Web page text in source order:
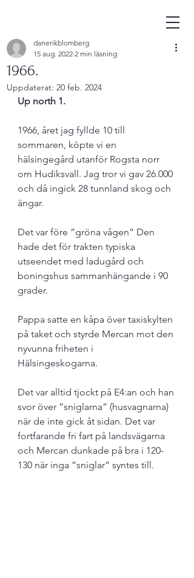
1966.
danerikblomberg
15 aug. 2022 2 min läsning
Uppdaterat: 20 feb. 2024
Up north 1.
1966, året jag fyllde 10 till
sommaren, köpte vi en
hälsingegård utanför Rogsta norr
om Hudiksvall. Jag tror vi gav 26.000
och då ingick 28 tunnland skog och
ängar.
Det var före ”gröna vågen” Den
hade det för trakten typiska
utseendet med ladugård och
boningshus sammanhängande i 90
grader.
Pappa satte en kåpa över taxiskylten
på taket och styrde Mercan mot den
nyvunna friheten i
Hälsingeskogarna.
Det var alltid tjockt på E4:an och han
svor över ”sniglarna” (husvagnarna)
när de inte gick åt sidan. Det var
fortfarande fri fart på landsvägarna
och Mercan dunkade på bra i 120-
130 när inga ”sniglar” syntes till.